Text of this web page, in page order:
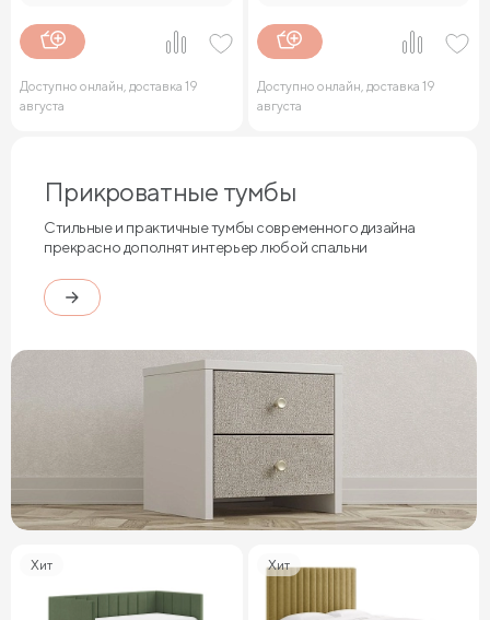
Доступно онлайн, доставка 19
августа
Доступно онлайн, доставка 19
августа
Прикроватные тумбы
Стильные и практичные тумбы современного дизайна
прекрасно дополнят интерьер любой спальни
Хит Хит